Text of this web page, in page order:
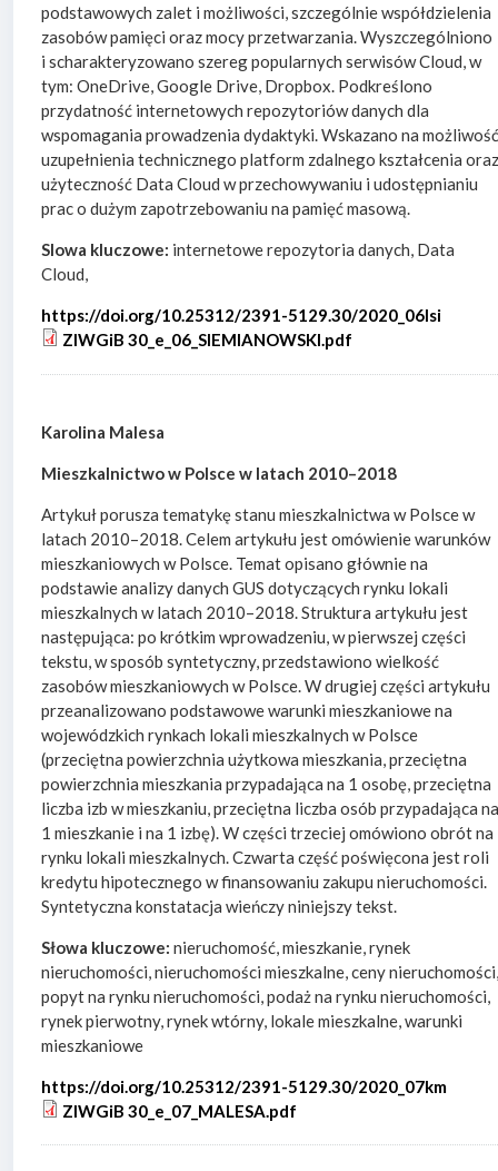
podstawowych zalet i możliwości, szczególnie współdzielenia
zasobów pamięci oraz mocy przetwarzania. Wyszczególniono
i scharakteryzowano szereg popularnych serwisów Cloud, w
tym: OneDrive, Google Drive, Dropbox. Podkreślono
przydatność internetowych repozytoriów danych dla
wspomagania prowadzenia dydaktyki. Wskazano na
uzupełnienia technicznego platform zdalnego kształcenia
użyteczność Data Cloud w przechowywaniu i udostępnianiu
prac o dużym zapotrzebowaniu na pamięć masową.
Slowa kluczowe: internetowe repozytoria danych, Data
Cloud,
https://doi.org/10.25312/2391-5129.30/2020_06lsi
ZIWGiB 30_e_06_SIEMIANOWSKI.pdf
Karolina Malesa
Mieszkalnictwo w Polsce w latach 2010–2018
Artykuł porusza tematykę stanu mieszkalnictwa w Polsce w
latach 2010–2018. Celem artykułu jest omówienie warunków
mieszkaniowych w Polsce. Temat opisano głównie na
podstawie analizy danych GUS dotyczących rynku lokali
mieszkalnych w latach 2010–2018. Struktura artykułu jest
następująca: po krótkim wprowadzeniu, w pierwszej części
tekstu, w sposób syntetyczny, przedstawiono wielkość
zasobów mieszkaniowych w Polsce. W drugiej części artykułu
przeanalizowano podstawowe warunki mieszkaniowe na
wojewódzkich rynkach lokali mieszkalnych w Polsce
(przeciętna powierzchnia użytkowa mieszkania, przeciętna
powierzchnia mieszkania przypadająca na 1 osobę, przeciętna
liczba izb w mieszkaniu, przeciętna liczba osób przypadająca
1 mieszkanie i na 1 izbę). W części trzeciej omówiono obrót na
rynku lokali mieszkalnych. Czwarta część poświęcona jest roli
kredytu hipotecznego w finansowaniu zakupu nieruchomości.
Syntetyczna konstatacja wieńczy niniejszy tekst.
Słowa kluczowe:nieruchomość, mieszkanie, rynek
nieruchomości, nieruchomości mieszkalne, ceny
popyt na rynku nieruchomości, podaż na rynku nieruchomości,
rynek pierwotny, rynek wtórny, lokale mieszkalne, warunki
mieszkaniowe
https://doi.org/10.25312/2391-5129.30/2020_07km
ZIWGiB 30_e_07_MALESA.pdf